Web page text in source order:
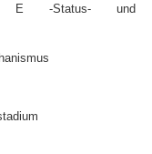
-Status- und